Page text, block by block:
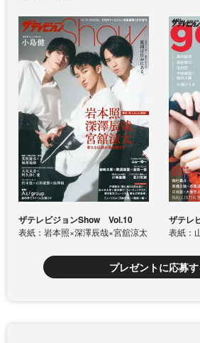
ザテレビジョンShow Vol.10
表紙：岩本照×深澤辰哉×宮舘涼太
ザテレ
表紙：
プレゼントに応募